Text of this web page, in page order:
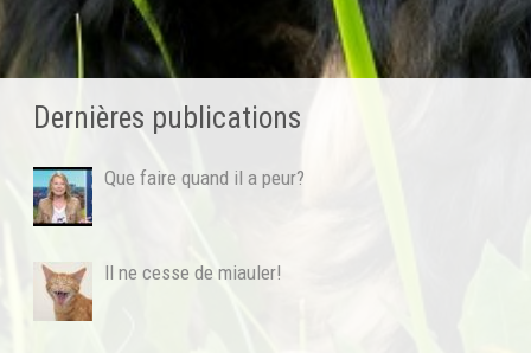
Dernières publications
Que faire quand il a peur?
Il ne cesse de miauler!